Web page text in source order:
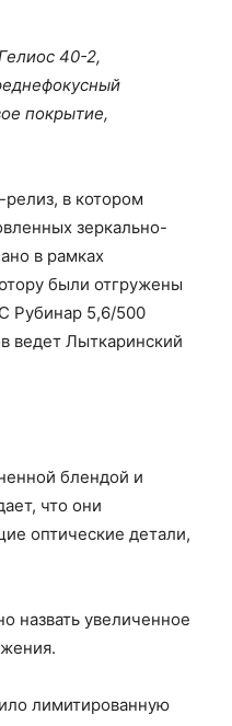
40-2,
покрытие,
в котором
зеркально-
в рамках
были отгружены
Рубинар 5,6/500
ведет Лыткаринский
блендой и
что они
оптические детали,
назвать увеличенное
лимитированную